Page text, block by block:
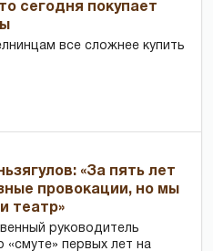
сегодня покупает
все сложнее купить
«За пять лет
провокации, но мы
театр»
руководитель
«смуте» первых лет на